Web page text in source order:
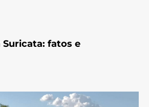
Suricata: fatos e